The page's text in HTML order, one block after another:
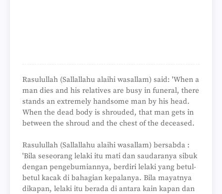
Rasulullah (Sallallahu alaihi wasallam) said: 'When a
man dies and his relatives are busy in funeral, there
stands an extremely handsome man by his head.
When the dead body is shrouded, that man gets in
between the shroud and the chest of the deceased.
Rasulullah (Sallallahu alaihi wasallam) bersabda :
'Bila seseorang lelaki itu mati dan saudaranya sibuk
dengan pengebumiannya, berdiri lelaki yang betul-
betul kacak di bahagian kepalanya. Bila mayatnya
dikapan, lelaki itu berada di antara kain kapan dan